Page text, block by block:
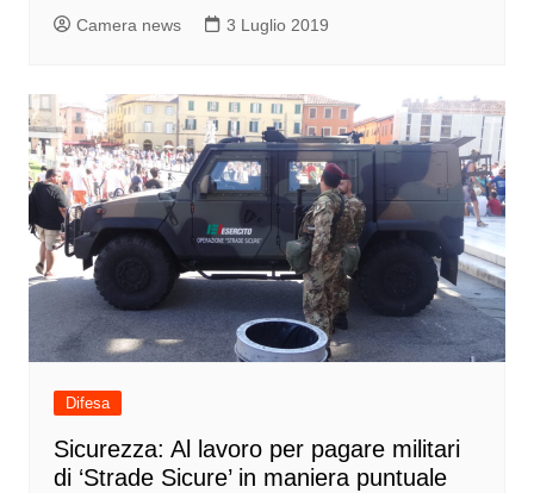
Camera news 3 Luglio 2019
Difesa
Sicurezza: Al lavoro per pagare militari
di ‘Strade Sicure’ in maniera puntuale